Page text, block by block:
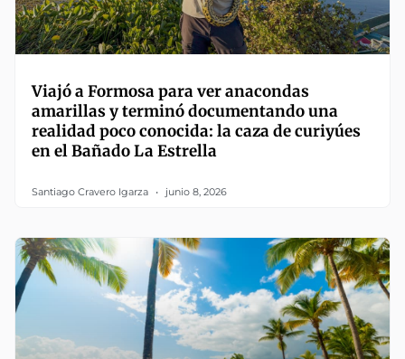
Viajó a Formosa para ver anacondas
amarillas y terminó documentando una
realidad poco conocida: la caza de curiyúes
en el Bañado La Estrella
Santiago Cravero Igarza junio 8, 2026